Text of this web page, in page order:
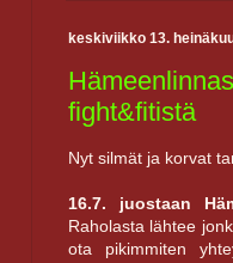
keskiviikko 13.
fight&fitistä
Nyt silmät ja korvat
16.7. juostaan
Raholasta lähtee
ota pikimmiten